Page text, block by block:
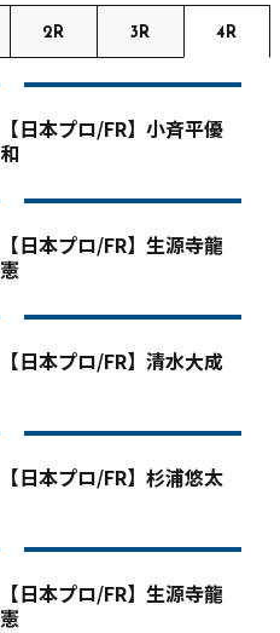
2R 3R 4R
【日本プロ/FR】小斉平優
和
【日本プロ/FR】生源寺龍
憲
【日本プロ/FR】清水大成
【日本プロ/FR】杉浦悠太
【日本プロ/FR】生源寺龍
憲